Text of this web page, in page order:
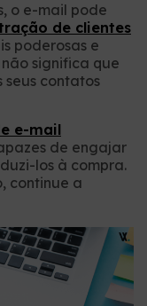
o e-mail pode
de clientes
poderosas e
significa que
contatos
e-mail
de engajar
los à compra.
continue a